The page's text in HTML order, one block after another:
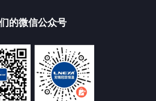
的微信公众号